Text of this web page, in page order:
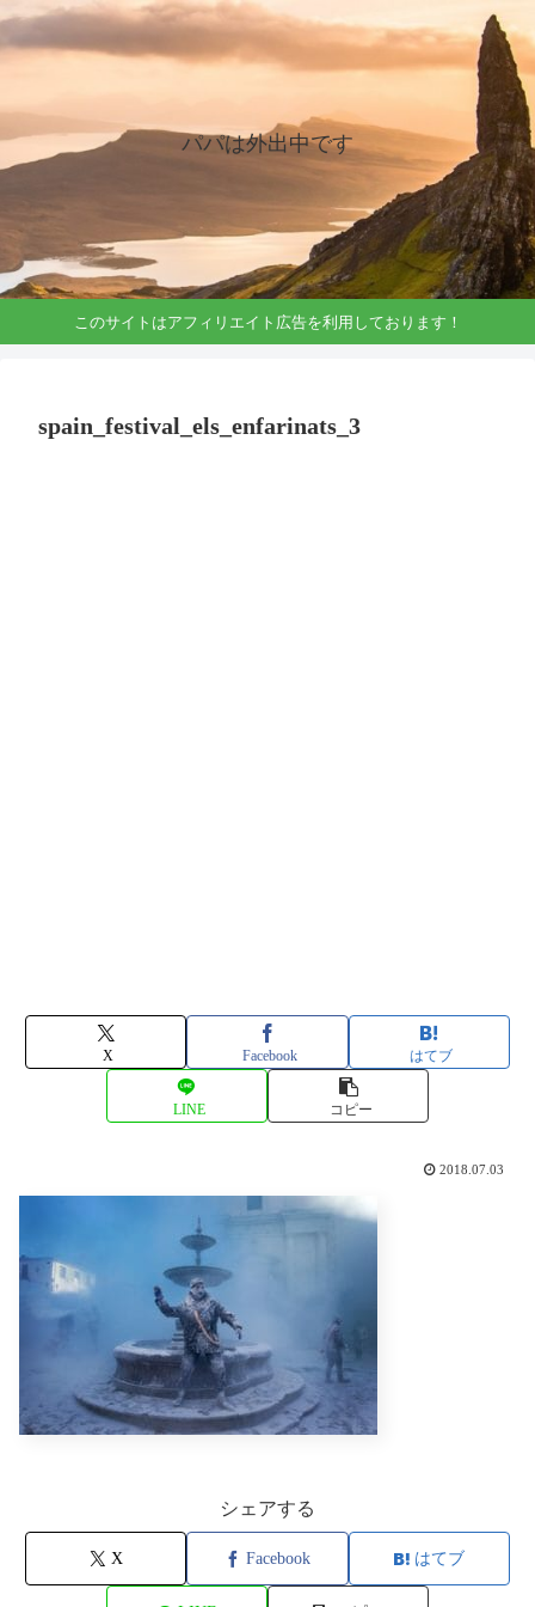
パパは外出中です
このサイトはアフィリエイト広告を利用しております！
spain_festival_els_enfarinats_3
X Facebook はてブ
LINE コピー
2018.07.03
シェアする
X Facebook はてブ